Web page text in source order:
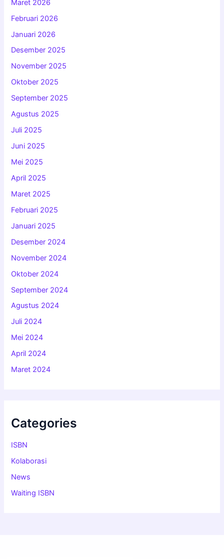
Maret 2026
Februari 2026
Januari 2026
Desember 2025
November 2025
Oktober 2025
September 2025
Agustus 2025
Juli 2025
Juni 2025
Mei 2025
April 2025
Maret 2025
Februari 2025
Januari 2025
Desember 2024
November 2024
Oktober 2024
September 2024
Agustus 2024
Juli 2024
Mei 2024
April 2024
Maret 2024
Categories
ISBN
Kolaborasi
News
Waiting ISBN